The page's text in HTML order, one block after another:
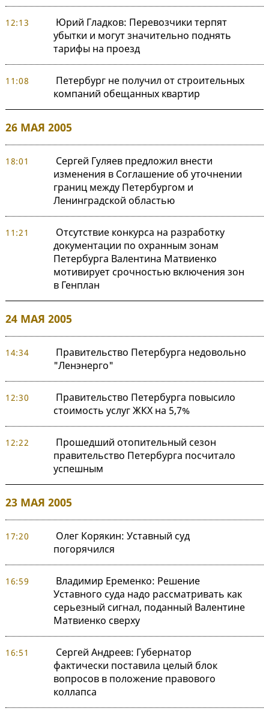
12:13
Юрий Гладков: Перевозчики терпят
убытки и могут значительно поднять
тарифы на проезд
11:08
Петербург не получил от строительных
компаний обещанных квартир
26 МАЯ 2005
18:01
Сергей Гуляев предложил внести
изменения в Соглашение об уточнении
границ между Петербургом и
Ленинградской областью
11:21
Отсутствие конкурса на разработку
документации по охранным зонам
Петербурга Валентина Матвиенко
мотивирует срочностью включения зон
в Генплан
24 МАЯ 2005
14:34
Правительство Петербурга недовольно
"Ленэнерго"
12:30
Правительство Петербурга повысило
стоимость услуг ЖКХ на 5,7%
12:22
Прошедший отопительный сезон
правительство Петербурга посчитало
успешным
23 МАЯ 2005
17:20
Олег Корякин: Уставный суд
погорячился
16:59
Владимир Еременко: Решение
Уставного суда надо рассматривать как
серьезный сигнал, поданный Валентине
Матвиенко сверху
16:51
Сергей Андреев: Губернатор
фактически поставила целый блок
вопросов в положение правового
коллапса